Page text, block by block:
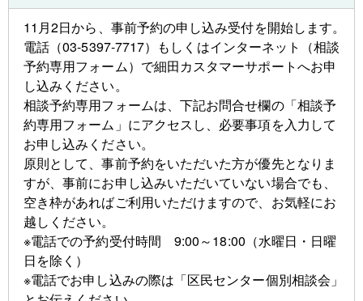
11月2日から、事前予約の申し込み受付を開始します。
電話（03-5397-7717）もしくはインターネット（相談
予約専用フォーム）で細田カスタマーサポートへお申
し込みください。
相談予約専用フォームは、下記お問合せ欄の「相談予
約専用フォーム」にアクセスし、必要事項を入力して
お申し込みください。
原則として、事前予約をいただいた方が優先となりま
すが、事前にお申し込みいただいていない場合でも、
空き枠があればご利用いただけますので、お気軽にお
越しください。
※電話での予約受付時間 9:00～18:00（水曜日・日曜
日を除く）
※電話でお申し込みの際は「区民センター個別相談会」